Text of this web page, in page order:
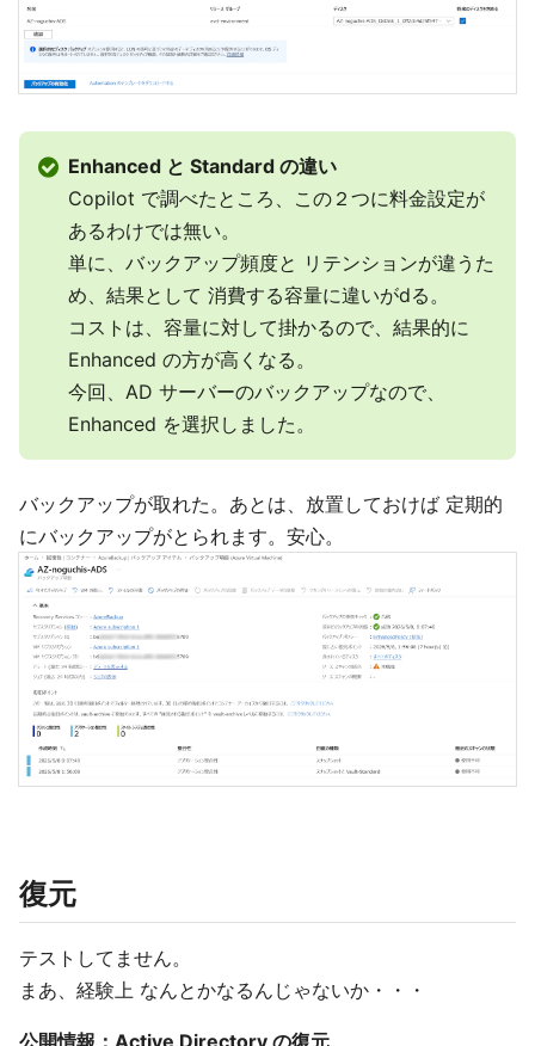
Enhanced と Standard の違い
Copilot で調べたところ、この２つに料金設定が
あるわけでは無い。
単に、バックアップ頻度と リテンションが違うた
め、結果として 消費する容量に違いがdる。
コストは、容量に対して掛かるので、結果的に
Enhanced の方が高くなる。
今回、AD サーバーのバックアップなので、
Enhanced を選択しました。
バックアップが取れた。あとは、放置しておけば 定期的
にバックアップがとられます。安心。
復元
テストしてません。
まあ、経験上 なんとかなるんじゃないか・・・